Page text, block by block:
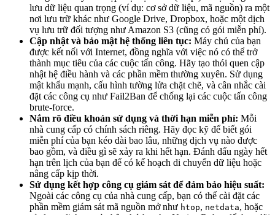
lưu dữ liệu quan trọng (ví dụ: cơ sở dữ liệu, mã nguồn) ra một
nơi lưu trữ khác như Google Drive, Dropbox, hoặc một dịch
vụ lưu trữ đối tượng như Amazon S3 (cũng có gói miễn phí).
Cập nhật và bảo mật hệ thống liên tục: Máy chủ của bạn
được kết nối với Internet, đồng nghĩa với việc nó có thể trở
thành mục tiêu của các cuộc tấn công. Hãy tạo thói quen cập
nhật hệ điều hành và các phần mềm thường xuyên. Sử dụng
mật khẩu mạnh, cấu hình tường lửa chặt chẽ, và cân nhắc cài
đặt các công cụ như Fail2Ban để chống lại các cuộc tấn công
brute-force.
Nắm rõ điều khoản sử dụng và thời hạn miễn phí: Mỗi
nhà cung cấp có chính sách riêng. Hãy đọc kỹ để biết gói
miễn phí của bạn kéo dài bao lâu, những dịch vụ nào được
bao gồm, và điều gì sẽ xảy ra khi hết hạn. Đánh dấu ngày hết
hạn trên lịch của bạn để có kế hoạch di chuyển dữ liệu hoặc
nâng cấp kịp thời.
Sử dụng kết hợp công cụ giám sát để đảm bảo hiệu suất:
Ngoài các công cụ của nhà cung cấp, bạn có thể cài đặt các
phần mềm giám sát mã nguồn mở như htop, netdata, hoặc